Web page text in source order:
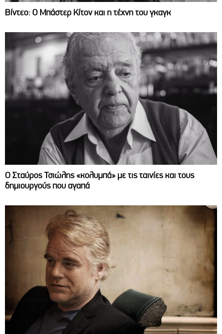
Βίντεο: Ο Μπάστερ Κίτον και η τέχνη του γκαγκ
Ο Σταύρος Τσιώλης «κολυμπά» με τις ταινίες και τους
δημιουργούς που αγαπά